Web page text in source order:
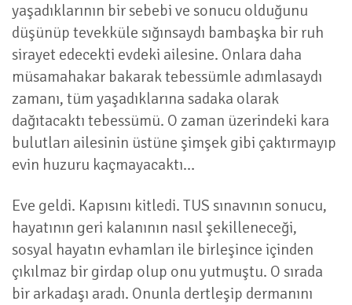
yaşadıklarının bir sebebi ve sonucu olduğunu
düşünüp tevekküle sığınsaydı bambaşka bir ruh
sirayet edecekti evdeki ailesine. Onlara daha
müsamahakar bakarak tebessümle adımlasaydı
zamanı, tüm yaşadıklarına sadaka olarak
dağıtacaktı tebessümü. O zaman üzerindeki kara
bulutları ailesinin üstüne şimşek gibi çaktırmayıp
evin huzuru kaçmayacaktı…
Eve geldi. Kapısını kitledi. TUS sınavının sonucu,
hayatının geri kalanının nasıl şekilleneceği,
sosyal hayatın evhamları ile birleşince içinden
çıkılmaz bir girdap olup onu yutmuştu. O sırada
bir arkadaşı aradı. Onunla dertleşip dermanını